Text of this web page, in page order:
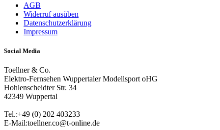
AGB
Widerruf ausüben
Datenschutzerklärung
Impressum
Social Media
Toellner & Co.
Elektro-Fernsehen Wuppertaler Modellsport oHG
Hohlenscheidter Str. 34
42349 Wuppertal
Tel.:+49 (0) 202 403233
E-Mail:toellner.co@t-online.de